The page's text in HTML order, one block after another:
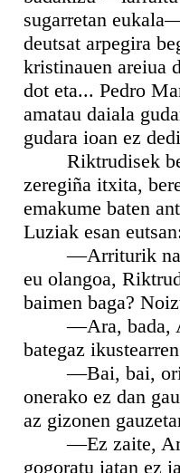
sugarretan
deutsat arpegira
kristinauen areiua
dot eta... Pedro
amatau daiala
gudara ioan ez
Riktrudisek
zeregiña itxita,
emakume baten
Luziak esan
—Arriturik
eu olangoa,
baimen baga?
—Ara, bada,
bategaz
—Bai, bai, ori
onerako ez dan
az gizonen
—Ez zaite, Ama,
gogoratu iatan ez